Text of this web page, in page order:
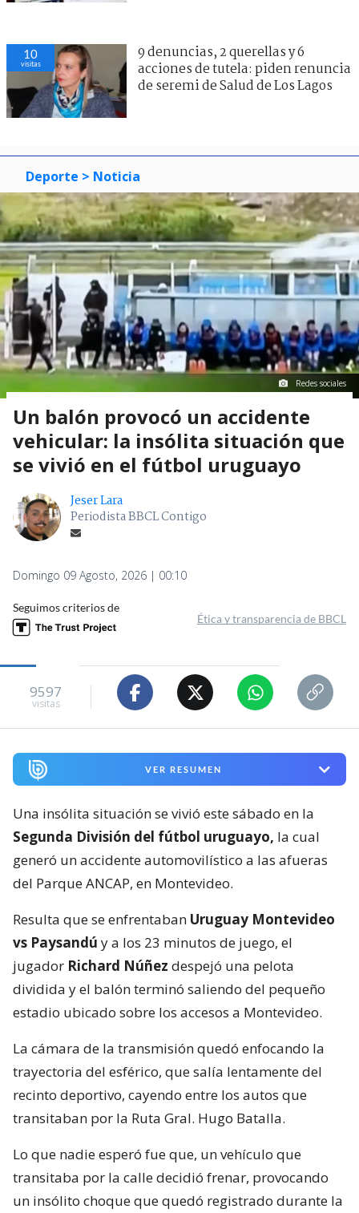
10
visitas
9 denuncias, 2 querellas y 6
acciones de tutela: piden renuncia
de seremi de Salud de Los Lagos
Deporte > Noticia
Redes sociales
Un balón provocó un accidente
vehicular: la insólita situación que
se vivió en el fútbol uruguayo
Jeser Lara
Periodista BBCL Contigo
Domingo 09 Agosto, 2026 | 00:10
Seguimos criterios de
Ética y transparencia de BBCL
9597
visitas
VER RESUMEN
Una insólita situación se vivió este sábado en la
Segunda División del fútbol uruguayo, la cual
generó un accidente automovilístico a las afueras
del Parque ANCAP, en Montevideo.
Resulta que se enfrentaban Uruguay Montevideo
vs Paysandú y a los 23 minutos de juego, el
jugador Richard Núñez despejó una pelota
dividida y el balón terminó saliendo del pequeño
estadio ubicado sobre los accesos a Montevideo.
La cámara de la transmisión quedó enfocando la
trayectoria del esférico, que salía lentamente del
recinto deportivo, cayendo entre los autos que
transitaban por la Ruta Gral. Hugo Batalla.
Lo que nadie esperó fue que, un vehículo que
transitaba por la calle decidió frenar, provocando
un insólito choque que quedó registrado durante la